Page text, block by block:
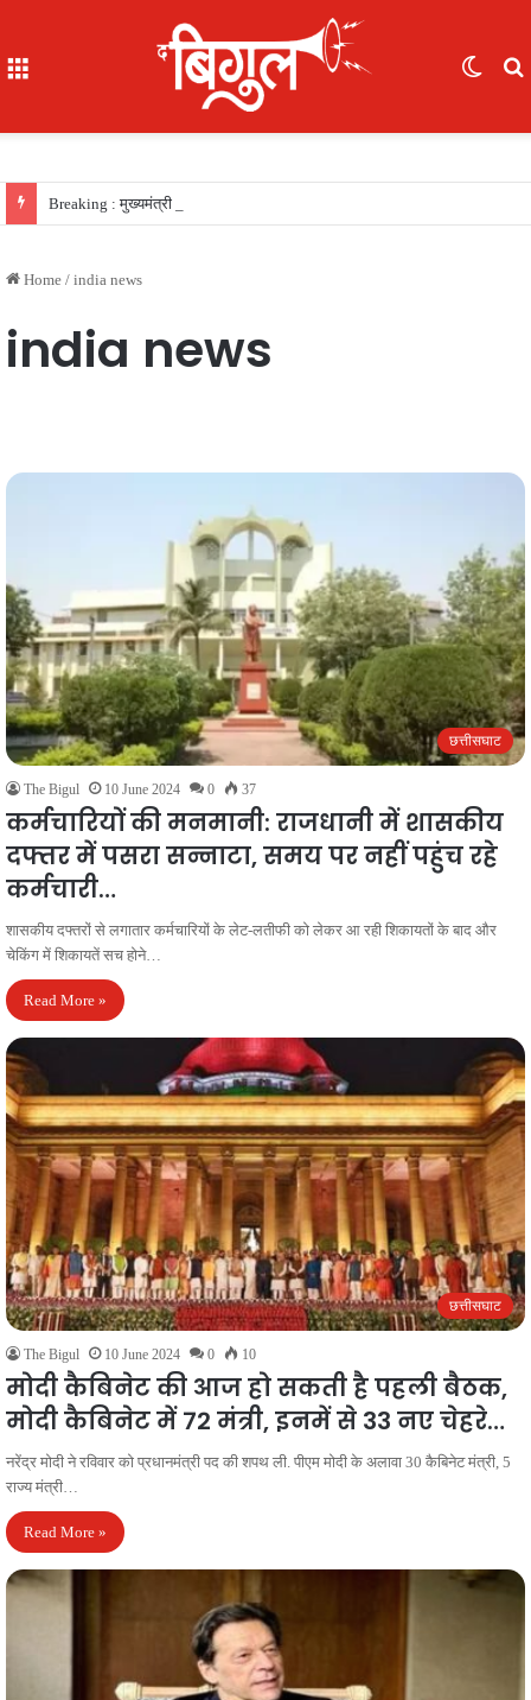
Home / india news
india news
छत्तीसघाट
The Bigul 10 June 2024 0 37
कर्मचारियों की मनमानी: राजधानी में शासकीय
दफ्तर में पसरा सन्नाटा, समय पर नहीं पहुंच रहे
कर्मचारी…
शासकीय दफ्तरों से लगातार कर्मचारियों के लेट-लतीफी को लेकर आ रही शिकायतों के बाद और
चेकिंग में शिकायतें सच होने…
Read More »
छत्तीसघाट
The Bigul 10 June 2024 0 10
मोदी कैबिनेट की आज हो सकती है पहली बैठक,
मोदी कैबिनेट में 72 मंत्री, इनमें से 33 नए चेहरे…
नरेंद्र मोदी ने रविवार को प्रधानमंत्री पद की शपथ ली. पीएम मोदी के अलावा 30 कैबिनेट मंत्री, 5
राज्य मंत्री…
Read More »